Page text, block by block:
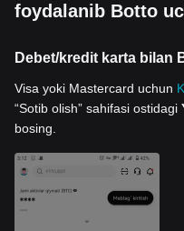
foydalanib Botto
Debet/kredit karta bilan
Visa yoki Mastercard uchun
“Sotib olish” sahifasi ostidagi
bosing.